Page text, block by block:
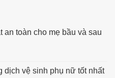
an toàn cho mẹ bầu và sau
dịch vệ sinh phụ nữ tốt nhất